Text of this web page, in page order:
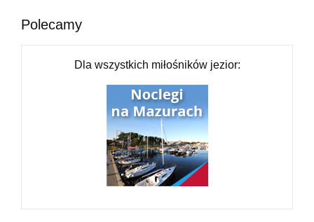
Polecamy
Dla wszystkich miłośników jezior: